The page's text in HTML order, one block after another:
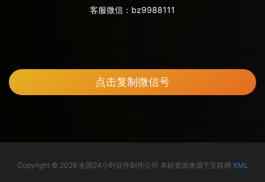
客服微信： bz9988111
点击复制微信号
Copyright © 2026 全国24小时证件制作公司 本站资源来源于互联网 XML